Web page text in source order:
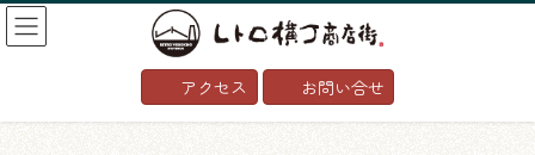
コ
ン
ツ
ナ
ビ
シ
アクセス お問い合せ